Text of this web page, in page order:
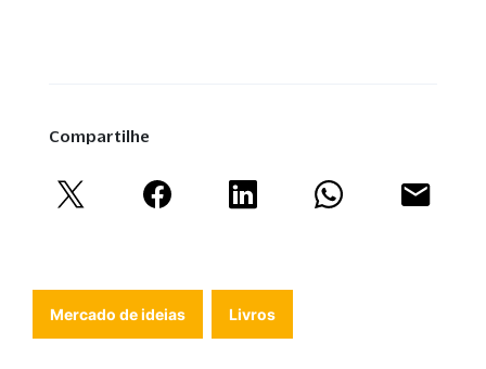
Compartilhe
Mercado de ideias Livros